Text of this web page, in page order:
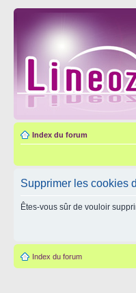
Index du forum
Supprimer les cookies
Êtes-vous sûr de vouloir
Index du forum